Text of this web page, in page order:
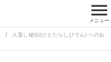
menu
メニュー
人蕩し秘伝(ひとたらしひでん) へのお